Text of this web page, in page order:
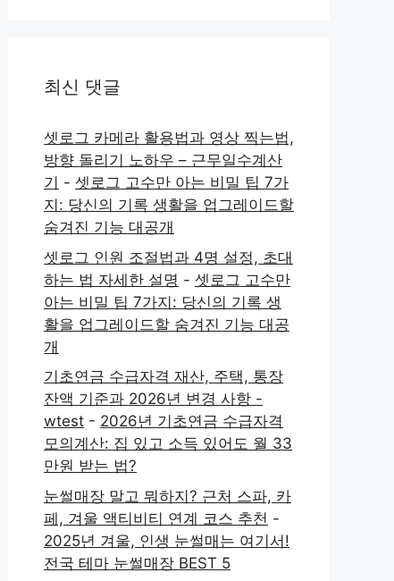
최신 댓글
셋로그 카메라 활용법과 영상 찍는법,
방향 돌리기 노하우 – 근무일수계산
기 - 셋로그 고수만 아는 비밀 팁 7가
지: 당신의 기록 생활을 업그레이드할
숨겨진 기능 대공개
셋로그 인원 조절법과 4명 설정, 초대
하는 법 자세한 설명 - 셋로그 고수만
아는 비밀 팁 7가지: 당신의 기록 생
활을 업그레이드할 숨겨진 기능 대공
개
기초연금 수급자격 재산, 주택, 통장
잔액 기준과 2026년 변경 사항 -
wtest - 2026년 기초연금 수급자격
모의계산: 집 있고 소득 있어도 월 33
만원 받는 법?
눈썰매장 말고 뭐하지? 근처 스파, 카
페, 겨울 액티비티 연계 코스 추천 -
2025년 겨울, 인생 눈썰매는 여기서!
전국 테마 눈썰매장 BEST 5